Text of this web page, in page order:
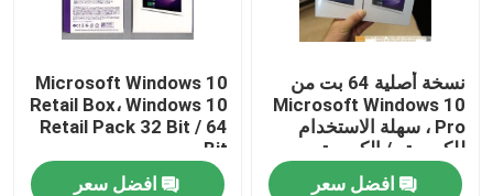
نسخة أصلية 64 بت من
Microsoft Windows 10
Pro ، سهلة الاستخدام
للكمبيوتر / الكمبيوتر
اللوحي
افضل سعر
Microsoft Windows 10
Retail Box، Windows 10
Retail Pack 32 Bit / 64
Bit
افضل سعر